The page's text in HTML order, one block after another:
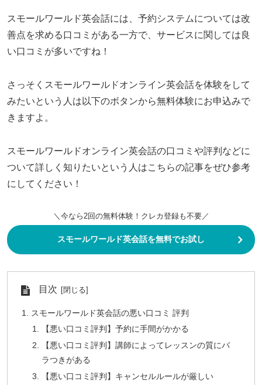
スモールワールド英会話には、予約システムについては改
善点を求める口コミがある一方で、サービスに関しては良
い口コミが多いですね！
さっそくスモールワールドオンライン英会話を体験をして
みたいという人は以下のボタンから無料体験にお申込みで
きますよ。
スモールワールドオンライン英会話の口コミや評判などに
ついて詳しく知りたいという人はこちらの記事をぜひ参考
にしてください！
＼今なら2回の無料体験！クレカ登録も不要／
スモールワールド英会話を無料でお試し
目次
スモールワールド英会話の悪い口コミ 評判
【悪い口コミ評判】予約に手間がかかる
【悪い口コミ評判】講師によってレッスンの質にバ
ラつきがある
【悪い口コミ評判】キャンセルルールが厳しい